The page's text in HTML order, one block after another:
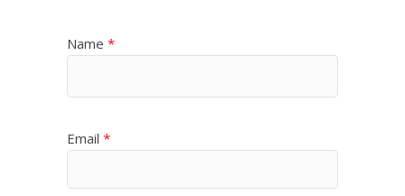
Name *
Email *